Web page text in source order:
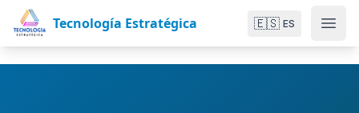
Tecnología Estratégica 🇪🇸 ES